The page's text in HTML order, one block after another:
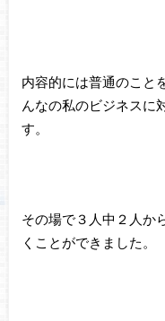
内容的には普通のこと
んなの私のビジネスに
す。
その場で３人中２人か
くことができました。